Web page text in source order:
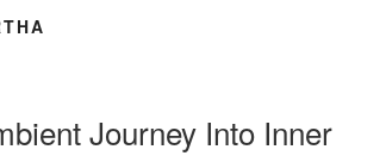
Journey Into Inner